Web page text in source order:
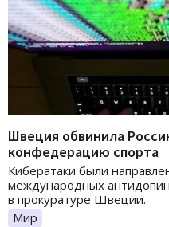
Швеция обвинила
конфедерацию спорта
Кибератаки были
международных
в прокуратуре Швеции.
Мир